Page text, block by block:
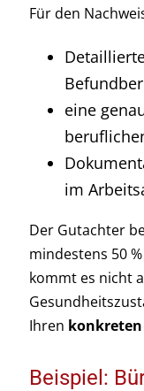
Für den
eine
im
Der Gutachter
mindestens 50
kommt es nicht
Ihren
Beispiel: